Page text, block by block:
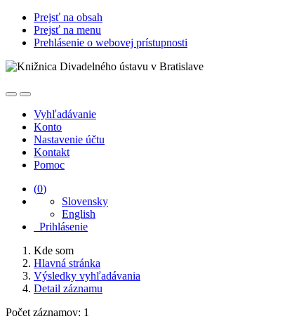
Prejsť na obsah
Prejsť na menu
Prehlásenie o webovej prístupnosti
Vyhľadávanie
Konto
Nastavenie účtu
Kontakt
Pomoc
(0)
Slovensky
English
Prihlásenie
Kde som
Hlavná stránka
Výsledky vyhľadávania
Detail záznamu
Počet záznamov: 1